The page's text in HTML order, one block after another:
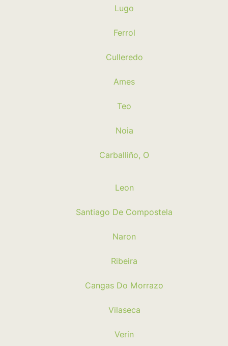
Lugo
Ferrol
Culleredo
Ames
Teo
Noia
Carballiño, O
Leon
Santiago De Compostela
Naron
Ribeira
Cangas Do Morrazo
Vilaseca
Verin